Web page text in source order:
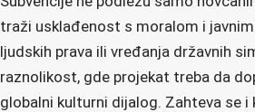
traži usklađenost s moralom i
ljudskih prava ili vređanja državnih
raznolikost, gde projekat treba da
globalni kulturni dijalog. Zahteva se